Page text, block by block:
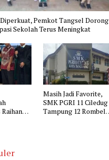
Diperkuat, Pemkot Tangsel Dorong
Sekolah Terus Meningkat
Masih Jadi Favorite,
SMK PGRI 11 Ciledug
Tampung 12 Rombel